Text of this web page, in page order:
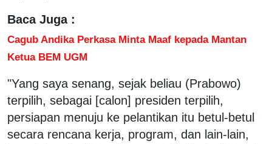
Baca Juga :
Cagub Andika Perkasa Minta Maaf kepada Mantan
Ketua BEM UGM
"Yang saya senang, sejak beliau (Prabowo)
terpilih, sebagai [calon] presiden terpilih,
persiapan menuju ke pelantikan itu betul-betul
secara rencana kerja, program, dan lain-lain,